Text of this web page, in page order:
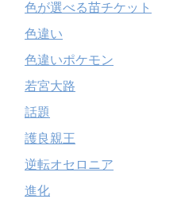
色が選べる苗チケット
色違い
色違いポケモン
若宮大路
話題
護良親王
逆転オセロニア
進化